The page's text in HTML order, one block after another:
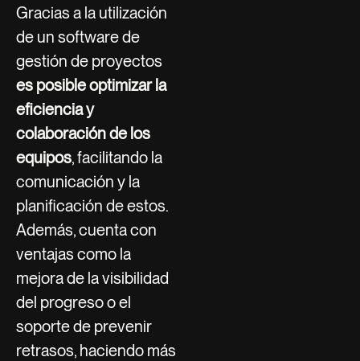
Gracias a la utilización
de un software de
gestión de proyectos
es posible optimizar la
eficienciay
colaboración de los
equipos, facilitando la
comunicación y la
planificación de estos.
Además, cuenta con
ventajas como la
mejora de la visibilidad
del progreso o el
soporte de prevenir
retrasos, haciendo más